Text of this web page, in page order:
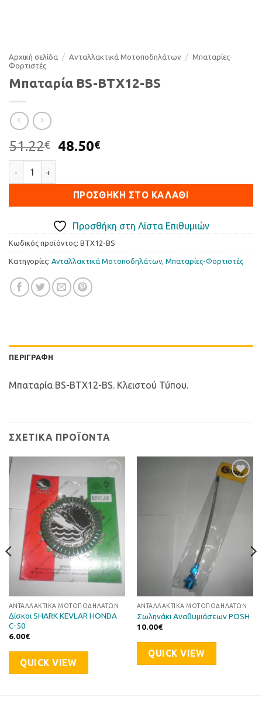
Αρχική σελίδα / Ανταλλακτικά Μοτοποδηλάτων / Μπαταρίες-
Φορτιστές
Μπαταρία BS-BTX12-BS
51.22€
Original
51.22€.
48.50€Η
είναι:
48.50€.
ΠΡΟΣΘΉΚΗ ΣΤΟ ΚΑΛΆΘΙ
Προσθήκη στη Λίστα Επιθυμιών
Κωδικός προϊόντος: BTX12-BS
Κατηγορίες: Ανταλλακτικά Μοτοποδηλάτων, Μπαταρίες-Φορτιστές
ΠΕΡΙΓΡΑΦΉ
Μπαταρία BS-BTX12-BS. Κλειστού Τύπου.
ΣΧΕΤΙΚΆ ΠΡΟΪΌΝΤΑ
Προσθήκη
στη Λίστα
Επιθυμιών
ΑΝΤΑΛΛΑΚΤΙΚΆ ΜΟΤΟΠΟΔΗΛΆΤΩΝ
Δίσκοι SHARK KEVLAR HONDA
C-50
6.00€
QUICK VIEW
Προσθήκη
στη Λίστα
Επιθυμιών
ΑΝΤΑΛΛΑΚΤΙΚΆ ΜΟΤΟΠΟΔΗΛΆΤΩΝ
Σωληνάκι Αναθυμιάσεων POSH
10.00€
QUICK VIEW